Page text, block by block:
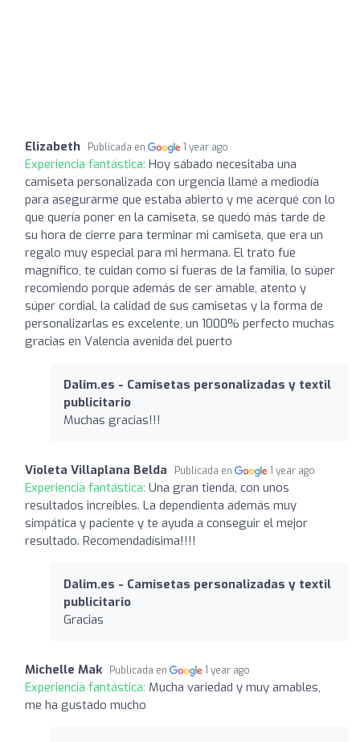
Elizabeth Publicada en 1 year ago
Experiencia fantástica: Hoy sábado necesitaba una
camiseta personalizada con urgencia llamé a mediodía
para asegurarme que estaba abierto y me acerqué con lo
que quería poner en la camiseta, se quedó más tarde de
su hora de cierre para terminar mi camiseta, que era un
regalo muy especial para mi hermana. El trato fue
magnífico, te cuidan como si fueras de la familia, lo súper
recomiendo porque además de ser amable, atento y
súper cordial, la calidad de sus camisetas y la forma de
personalizarlas es excelente, un 1000% perfecto muchas
gracias en Valencia avenida del puerto
Dalim.es - Camisetas personalizadas y textil
publicitario
Muchas gracias!!!
Violeta Villaplana Belda Publicada en 1 year ago
Experiencia fantástica: Una gran tienda, con unos
resultados increíbles. La dependienta además muy
simpática y paciente y te ayuda a conseguir el mejor
resultado. Recomendadísima!!!!
Dalim.es - Camisetas personalizadas y textil
publicitario
Gracias
Michelle Mak Publicada en 1 year ago
Experiencia fantástica: Mucha variedad y muy amables,
me ha gustado mucho